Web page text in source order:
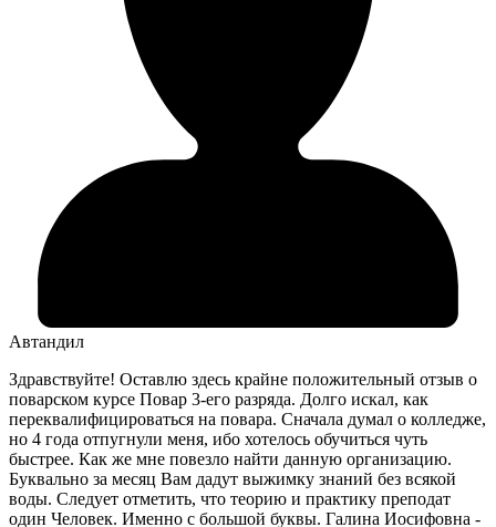
Автандил
Здравствуйте! Оставлю здесь крайне положительный отзыв о
поварском курсе Повар 3-его разряда. Долго искал, как
переквалифицироваться на повара. Сначала думал о колледже,
но 4 года отпугнули меня, ибо хотелось обучиться чуть
быстрее. Как же мне повезло найти данную организацию.
Буквально за месяц Вам дадут выжимку знаний без всякой
воды. Следует отметить, что теорию и практику преподат
один Человек. Именно с большой буквы. Галина Иосифовна -